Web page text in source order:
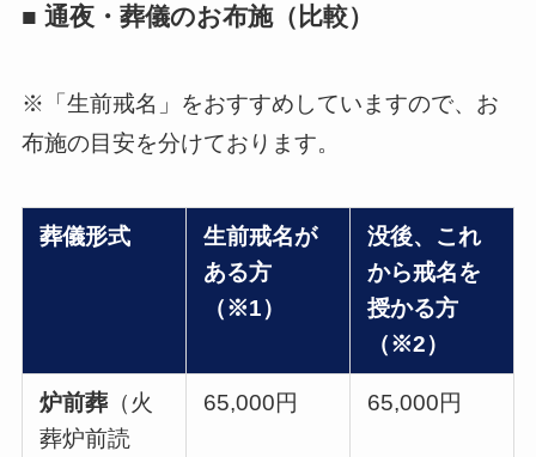
■ 通夜・葬儀のお布施（比較）
※「生前戒名」をおすすめしていますので、お
布施の目安を分けております。
葬儀形式
生前戒名が
ある方
（※1）
没後、これ
から戒名を
授かる方
（※2）
炉前葬 （火
葬炉前読
65,000円 65,000円